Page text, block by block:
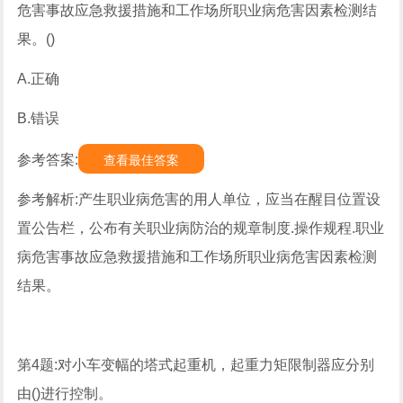
危害事故应急救援措施和工作场所职业病危害因素检测结
果。()
A.正确
B.错误
参考答案: 查看最佳答案
参考解析:产生职业病危害的用人单位，应当在醒目位置设
置公告栏，公布有关职业病防治的规章制度.操作规程.职业
病危害事故应急救援措施和工作场所职业病危害因素检测
结果。
第4题:对小车变幅的塔式起重机，起重力矩限制器应分别
由()进行控制。